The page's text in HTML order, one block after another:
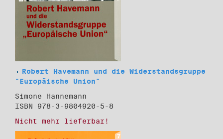
Robert Havemann und die Widerstandsgruppe
"Europäische Union"
Simone Hannemann
ISBN 978-3-9804920-5-8
Nicht mehr lieferbar!